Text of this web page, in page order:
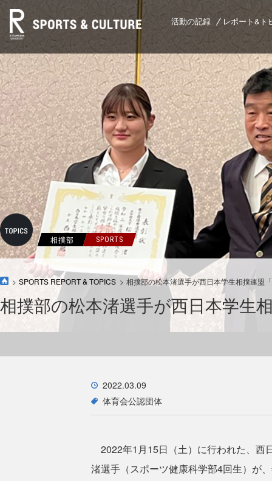
活動の記録 レポート&ト
相撲部 SPORTS
SPORTS REPORT & TOPICS 相撲部の松本渚選手が西日本学生相撲連盟
相撲部の松本渚選手が西日本学生
2022.03.09
体育会公認団体
2022年1月15日（土）に行われた、西
渚選手（スポーツ健康科学部4回生）が